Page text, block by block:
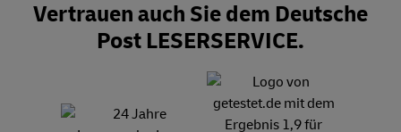
Vertrauen auch Sie dem Deutsche
Post LESERSERVICE.